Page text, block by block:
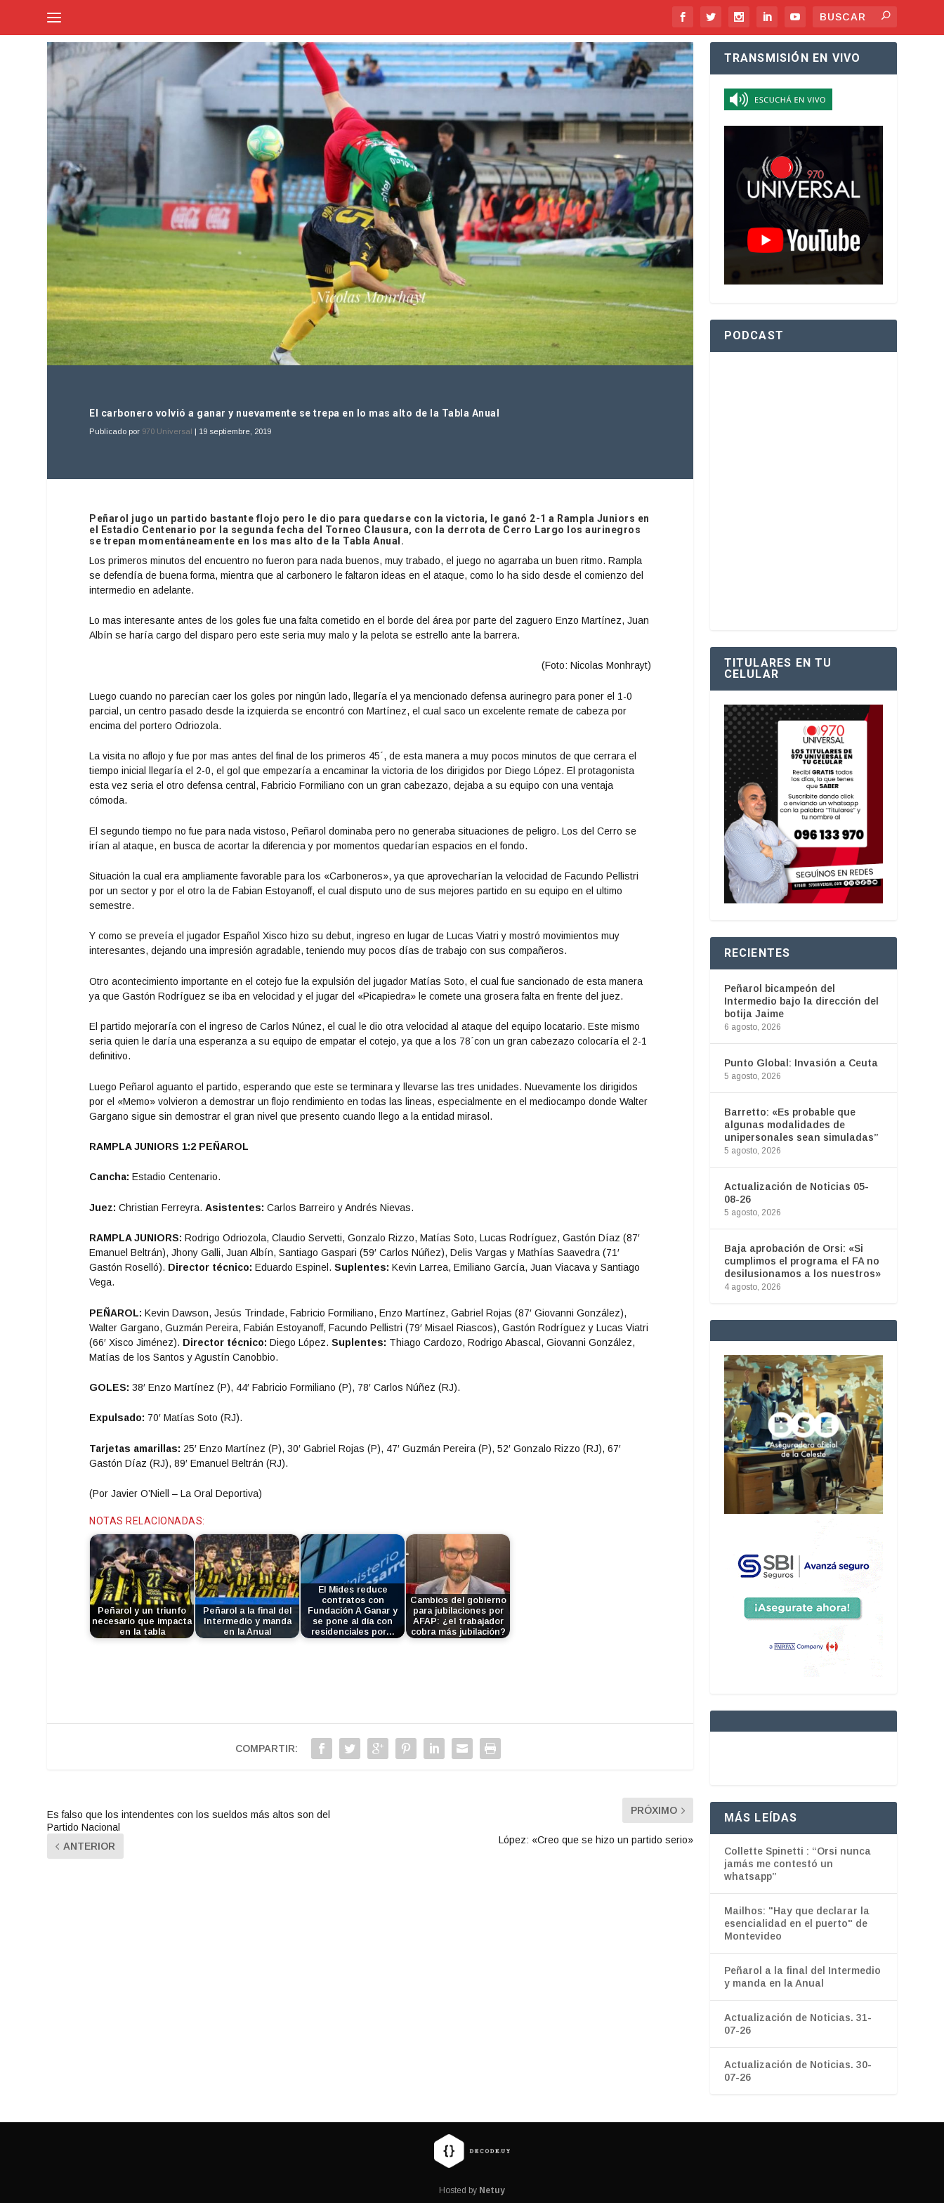
El carbonero volvió a ganar y nuevamente se trepa en lo mas alto de la Tabla Anual
Publicado por 970 Universal | 19 septiembre, 2019
Peñarol jugo un partido bastante flojo pero le dio para quedarse con la victoria, le ganó 2-1 a Rampla Juniors en
el Estadio Centenario por la segunda fecha del Torneo Clausura, con la derrota de Cerro Largo los aurinegros
se trepan momentáneamente en los mas alto de la Tabla Anual.
Los primeros minutos del encuentro no fueron para nada buenos, muy trabado, el juego no agarraba un buen ritmo. Rampla
se defendía de buena forma, mientra que al carbonero le faltaron ideas en el ataque, como lo ha sido desde el comienzo del
intermedio en adelante.
Lo mas interesante antes de los goles fue una falta cometido en el borde del área por parte del zaguero Enzo Martínez, Juan
Albín se haría cargo del disparo pero este seria muy malo y la pelota se estrello ante la barrera.
(Foto: Nicolas Monhrayt)
Luego cuando no parecían caer los goles por ningún lado, llegaría el ya mencionado defensa aurinegro para poner el 1-0
parcial, un centro pasado desde la izquierda se encontró con Martínez, el cual saco un excelente remate de cabeza por
encima del portero Odriozola.
La visita no aflojo y fue por mas antes del final de los primeros 45´, de esta manera a muy pocos minutos de que cerrara el
tiempo inicial llegaría el 2-0, el gol que empezaría a encaminar la victoria de los dirigidos por Diego López. El protagonista
esta vez seria el otro defensa central, Fabricio Formiliano con un gran cabezazo, dejaba a su equipo con una ventaja
cómoda.
El segundo tiempo no fue para nada vistoso, Peñarol dominaba pero no generaba situaciones de peligro. Los del Cerro se
irían al ataque, en busca de acortar la diferencia y por momentos quedarían espacios en el fondo.
Situación la cual era ampliamente favorable para los «Carboneros», ya que aprovecharían la velocidad de Facundo Pellistri
por un sector y por el otro la de Fabian Estoyanoff, el cual disputo uno de sus mejores partido en su equipo en el ultimo
semestre.
Y como se preveía el jugador Español Xisco hizo su debut, ingreso en lugar de Lucas Viatri y mostró movimientos muy
interesantes, dejando una impresión agradable, teniendo muy pocos días de trabajo con sus compañeros.
Otro acontecimiento importante en el cotejo fue la expulsión del jugador Matías Soto, el cual fue sancionado de esta manera
ya que Gastón Rodríguez se iba en velocidad y el jugar del «Picapiedra» le comete una grosera falta en frente del juez.
El partido mejoraría con el ingreso de Carlos Núnez, el cual le dio otra velocidad al ataque del equipo locatario. Este mismo
seria quien le daría una esperanza a su equipo de empatar el cotejo, ya que a los 78´con un gran cabezazo colocaría el 2-1
definitivo.
Luego Peñarol aguanto el partido, esperando que este se terminara y llevarse las tres unidades. Nuevamente los dirigidos
por el «Memo» volvieron a demostrar un flojo rendimiento en todas las lineas, especialmente en el mediocampo donde Walter
Gargano sigue sin demostrar el gran nivel que presento cuando llego a la entidad mirasol.
RAMPLA JUNIORS 1:2 PEÑAROL
Cancha: Estadio Centenario.
Juez: Christian Ferreyra.Asistentes: Carlos Barreiro y Andrés Nievas.
RAMPLA JUNIORS: Rodrigo Odriozola, Claudio Servetti, Gonzalo Rizzo, Matías Soto, Lucas Rodríguez, Gastón Díaz (87′
Emanuel Beltrán), Jhony Galli, Juan Albín, Santiago Gaspari (59′ Carlos Núñez), Delis Vargas y Mathías Saavedra (71′
Gastón Roselló). Director técnico:Eduardo Espinel.Suplentes: Kevin Larrea, Emiliano García, Juan Viacava y Santiago
Vega.
PEÑAROL: Kevin Dawson, Jesús Trindade, Fabricio Formiliano, Enzo Martínez, Gabriel Rojas (87′ Giovanni González),
Walter Gargano, Guzmán Pereira, Fabián Estoyanoff, Facundo Pellistri (79′ Misael Riascos), Gastón Rodríguez y Lucas Viatri
(66′ Xisco Jiménez). Director técnico:Diego López.Suplentes: Thiago Cardozo, Rodrigo Abascal, Giovanni González,
Matías de los Santos y Agustín Canobbio.
GOLES: 38′ Enzo Martínez (P), 44′ Fabricio Formiliano (P), 78′ Carlos Núñez (RJ).
Expulsado: 70′ Matías Soto (RJ).
Tarjetas amarillas: 25′ Enzo Martínez (P), 30′ Gabriel Rojas (P), 47′ Guzmán Pereira (P), 52′ Gonzalo Rizzo (RJ), 67′
Gastón Díaz (RJ), 89′ Emanuel Beltrán (RJ).
(Por Javier O’Niell – La Oral Deportiva)
NOTAS RELACIONADAS:
Peñarol y un triunfo
necesario que impacta
en la tabla
Peñarol a la final del
Intermedio y manda
en la Anual
El Mides reduce
contratos con
Fundación A Ganar y
se pone al día con
residenciales por…
Cambios del gobierno
para jubilaciones por
AFAP: ¿el trabajador
cobra más jubilación?
COMPARTIR:
Es falso que los intendentes con los sueldos más altos son del
Partido Nacional
ANTERIOR
PRÓXIMO
López: «Creo que se hizo un partido serio»
TRANSMISIÓN EN VIVO
PODCAST
TITULARES EN TU
CELULAR
RECIENTES
Peñarol bicampeón del
Intermedio bajo la dirección del
botija Jaime
6 agosto, 2026
Punto Global: Invasión a Ceuta
5 agosto, 2026
Barretto: «Es probable que
algunas modalidades de
unipersonales sean simuladas”
5 agosto, 2026
Actualización de Noticias 05-
08-26
5 agosto, 2026
Baja aprobación de Orsi: «Si
cumplimos el programa el FA no
desilusionamos a los nuestros»
4 agosto, 2026
MÁS LEÍDAS
Collette Spinetti : “Orsi nunca
jamás me contestó un
whatsapp”
Mailhos: "Hay que declarar la
esencialidad en el puerto" de
Montevideo
Peñarol a la final del Intermedio
y manda en la Anual
Actualización de Noticias. 31-
07-26
Actualización de Noticias. 30-
07-26
Hosted by Netuy